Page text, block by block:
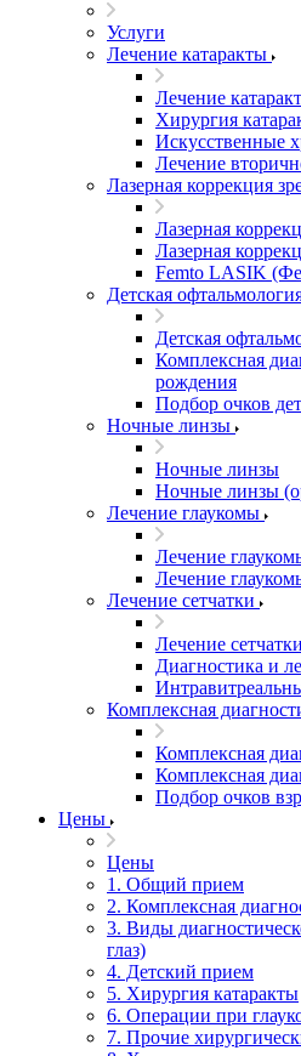
Услуги
Лечение катаракты
Лечение
Хирургия
Искусственные
Лечение
Лазерная коррекция
Лазерная
Лазерная
Femto LASIK
Детская
Детская
Комплексная
рождения
Подбор очков
Ночные линзы
Ночные линзы
Ночные линзы
Лечение глаукомы
Лечение
Лечение
Лечение сетчатки
Лечение сетчатки
Диагностика и
Комплексная
Комплексная
Комплексная
Подбор очков
Цены
Цены
1. Общий прием
2. Комплексная
3. Виды
глаз)
4. Детский прием
5. Хирургия катаракты
6. Операции при
7. Прочие